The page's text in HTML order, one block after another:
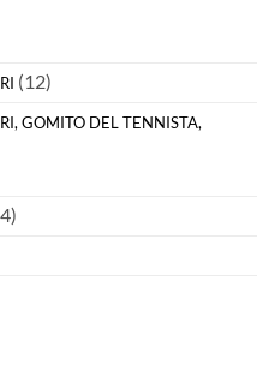
(12)
GOMITO DEL TENNISTA,